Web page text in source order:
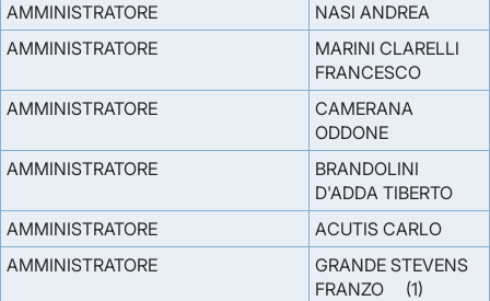
AMMINISTRATORE
NASI ANDREA
AMMINISTRATORE
MARINI CLARELLI
FRANCESCO
AMMINISTRATORE
CAMERANA
ODDONE
AMMINISTRATORE
BRANDOLINI
D'ADDA TIBERTO
AMMINISTRATORE
ACUTIS CARLO
AMMINISTRATORE
GRANDE STEVENS
FRANZO (1)